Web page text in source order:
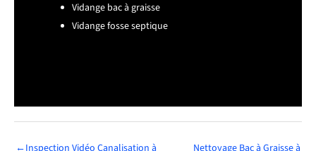
Vidange bac à graisse
Vidange fosse septique